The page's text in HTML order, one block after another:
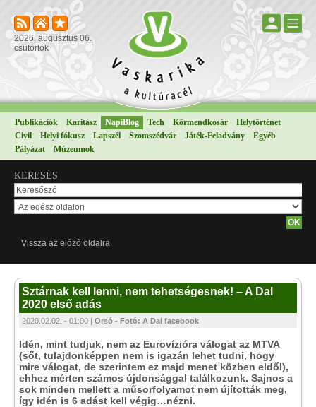
2026. augusztus 06.
csütörtök
Publikációk Karitász NapiBlog Tech Körmendkosár
Helytörténet
Civil
Helyi fókusz Lapszél Szomszédvár Játék-Feladvány
Egyéb
Pályázat
Múzeumok
KERESÉS
Vissza az előző oldalra
Sztárnak kell lenni, nem tehetségesnek! – A Dal
2020 első adás
2020.02.02. - 01:00 | Orsó - Fotó: A Dal facebook
Idén, mint tudjuk, nem az Eurovízióra válogat az MTVA
(sőt, tulajdonképpen nem is igazán lehet tudni, hogy
mire válogat, de szerintem ez majd menet közben eldől),
ehhez mérten számos újdonsággal találkozunk. Sajnos a
sok minden mellett a műsorfolyamot nem újították meg,
így idén is 6 adást kell végig…nézni.